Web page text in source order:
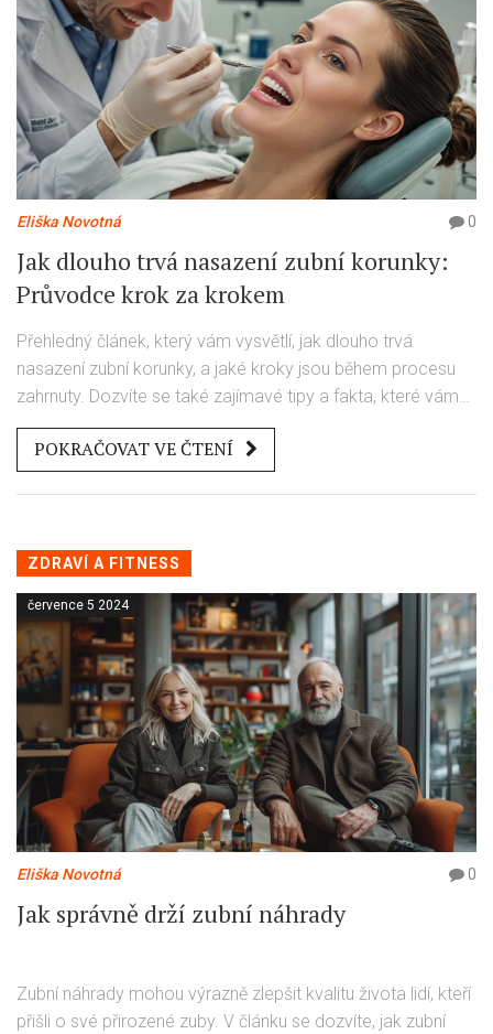
Eliška Novotná 0
Jak dlouho trvá nasazení zubní korunky:
Průvodce krok za krokem
Přehledný článek, který vám vysvětlí, jak dlouho trvá
nasazení zubní korunky, a jaké kroky jsou během procesu
zahrnuty. Dozvíte se také zajímavé tipy a fakta, které vám
mohou pomoci lépe pochopit tento zákrok a udělat si na
něj vlastní názor.
POKRAČOVAT VE ČTENÍ
ZDRAVÍ A FITNESS
července 5 2024
Eliška Novotná 0
Jak správně drží zubní náhrady
Zubní náhrady mohou výrazně zlepšit kvalitu života lidí, kteří
přišli o své přirozené zuby. V článku se dozvíte, jak zubní